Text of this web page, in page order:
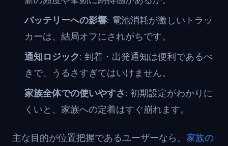
バッテリーへの影響: 電池消耗が激しいトラッ
カーは、結局オフにされがちです。
通知ロジック: 到着・出発通知は便利であるべ
きで、うるさすぎてはいけません。
家族全体での使いやすさ: 初期設定がわかりに
くいと、家族への定着はすぐ崩れます。
主な目的が位置把握であるユーザーなら、 家族の